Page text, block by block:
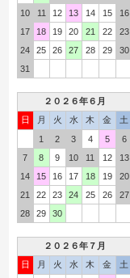
10
11 12 13 14 15
16
17
18 19 20 21 22
23
24
25 26 27 28 29
30
31
２０２６年６月
日
月 火 水 木 金
土
1
2 3 4 5
6
7
8 9 10 11 12
13
14
15 16 17 18 19
20
21
22 23 24 25 26
27
28
29 30
２０２６年７月
日
月 火 水 木 金
土